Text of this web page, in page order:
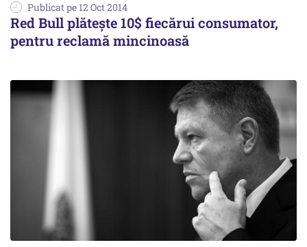
Publicat pe 12 Oct 2014
Red Bull plătește 10$ fiecărui consumator,
pentru reclamă mincinoasă